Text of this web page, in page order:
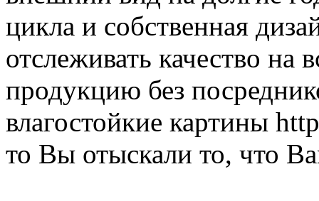
цикла и собственная
отслеживать качество на
продукцию без
влагостойкие картины
то Вы отыскали то, что